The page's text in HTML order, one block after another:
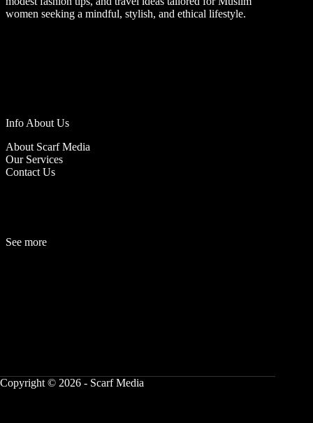
women seeking a mindful, stylish, and ethical lifestyle.
Info About Us
About Scarf Media
Our Services
Contact Us
See more
Copyright © 2026 - Scarf Media